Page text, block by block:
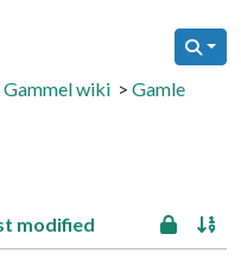
Gammel wiki > Gamle
modified